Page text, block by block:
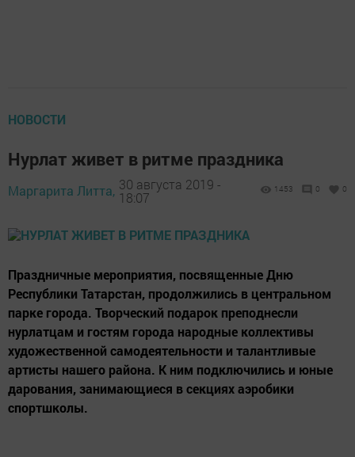
НОВОСТИ
Нурлат живет в ритме праздника
Маргарита Литта, 30 августа 2019 -
18:07
1453 0 0
Праздничные мероприятия, посвященные Дню
Республики Татарстан, продолжились в центральном
парке города. Творческий подарок преподнесли
нурлатцам и гостям города народные коллективы
художественной самодеятельности и талантливые
артисты нашего района. К ним подключились и юные
дарования, занимающиеся в секциях аэробики
спортшколы.